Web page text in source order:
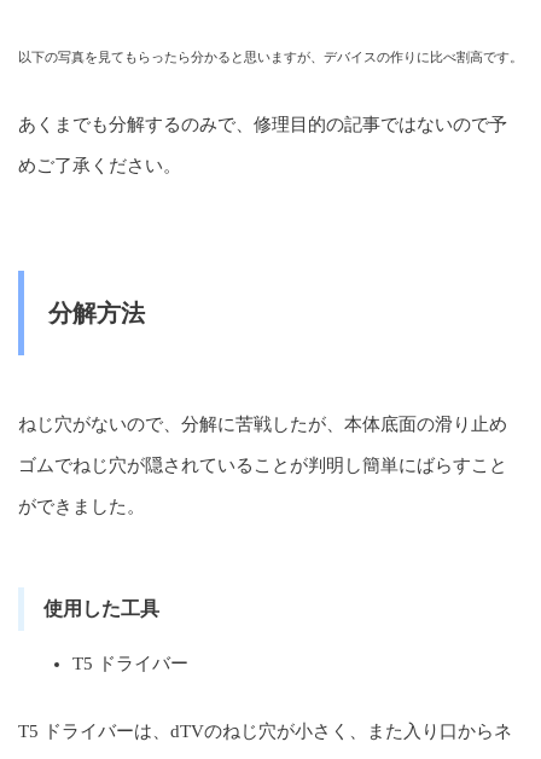
以下の写真を見てもらったら分かると思いますが、デバイスの作りに比べ割高です。
あくまでも分解するのみで、修理目的の記事ではないので予
めご了承ください。
分解方法
ねじ穴がないので、分解に苦戦したが、本体底面の滑り止め
ゴムでねじ穴が隠されていることが判明し簡単にばらすこと
ができました。
使用した工具
T5 ドライバー
T5 ドライバーは、dTVのねじ穴が小さく、また入り口からネ